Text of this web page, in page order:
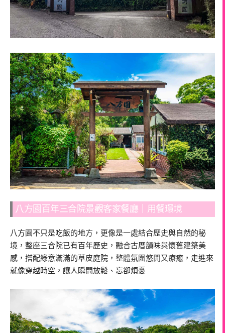
八方園百年三合院景觀客家餐廳｜用餐環境
八方園不只是吃飯的地方，更像是一處結合歷史與自然的秘
境，整座三合院已有百年歷史，融合古厝韻味與懷舊建築美
感，搭配綠意滿滿的草皮庭院，整體氛圍悠閒又療癒，走進來
就像穿越時空，讓人瞬間放鬆、忘卻煩憂